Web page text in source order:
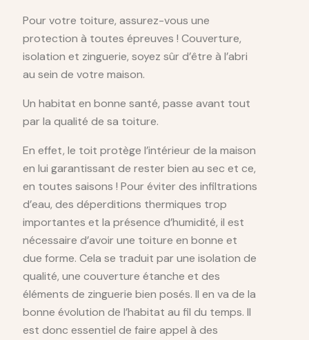
Pour votre toiture, assurez-vous une
protection à toutes épreuves ! Couverture,
isolation et zinguerie, soyez sûr d’être à l’abri
au sein de votre maison.
Un habitat en bonne santé, passe avant tout
par la qualité de sa toiture.
En effet, le toit protège l’intérieur de la maison
en lui garantissant de rester bien au sec et ce,
en toutes saisons ! Pour éviter des infiltrations
d’eau, des déperditions thermiques trop
importantes et la présence d’humidité, il est
nécessaire d’avoir une toiture en bonne et
due forme. Cela se traduit par une isolation de
qualité, une couverture étanche et des
éléments de zinguerie bien posés. Il en va de la
bonne évolution de l’habitat au fil du temps. Il
est donc essentiel de faire appel à des